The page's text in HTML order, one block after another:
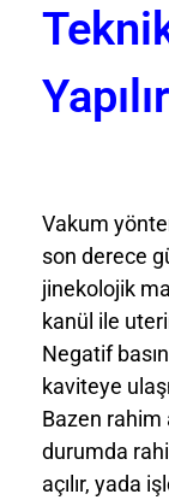
Vakum
son derece
jinekolojik
kanül ile
Negatif
kaviteye
Bazen rahim
durumda
açılır, yada